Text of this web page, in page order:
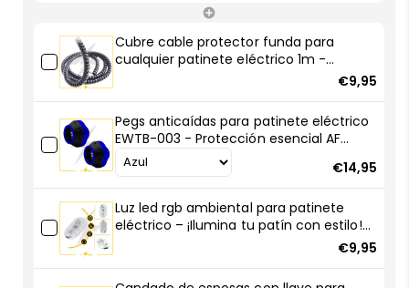
¡Tu
patinete
merece
brillar
como
–
¡Tu
merece
brillar
como
tú!
Cubre cable protector funda para
cualquier patinete eléctrico 1m -
€9,95
Pegs anticaídas para patinete eléctrico
EWTB-003 - Protección esencial AF
SCOOTERS
€14,95
Luz led rgb ambiental para patinete
eléctrico – ¡Ilumina tu patín con estilo!
€9,95